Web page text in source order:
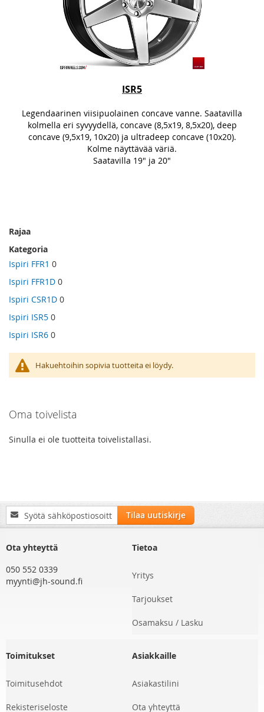
ISR5
Legendaarinen viisipuolainen concave vanne. Saatavilla
kolmella eri syvyydellä, concave (8,5x19, 8,5x20), deep
concave (9,5x19, 10x20) ja ultradeep concave (10x20).
Kolme näyttävää väriä.
Saatavilla 19" ja 20"
Rajaa
Kategoria
Ispiri FFR1 0
Ispiri FFR1D 0
Ispiri CSR1D 0
Ispiri ISR5 0
Ispiri ISR6 0
Hakuehtoihin sopivia tuotteita ei löydy.
Oma toivelista
Sinulla ei ole tuotteita toivelistallasi.
Tilaa
uutiskirjeemme:
Tilaa uutiskirje
Ota yhteyttä
050 552 0339
myynti@jh-sound.fi
Tietoa
Yritys
Tarjoukset
Osamaksu / Lasku
Toimitukset
Toimitusehdot
Rekisteriseloste
Asiakkaille
Asiakastilini
Ota yhteyttä